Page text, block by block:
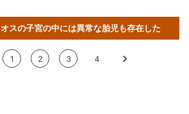
オスの子宮の中には異常な胎児も存在した
1 2 3 4 >